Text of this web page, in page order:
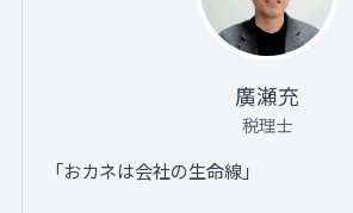
廣瀬充
税理士
「おカネは会社の生命線」